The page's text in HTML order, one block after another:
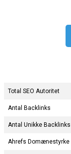
Total SEO Autoritet
Antal Backlinks
Antal Unikke Backlinks
Ahrefs Domænestyrke